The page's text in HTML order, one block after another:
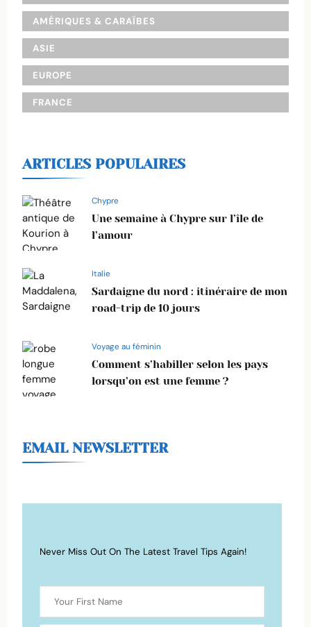
AMÉRIQUES & CARAÏBES
ASIE
EUROPE
FRANCE
ARTICLES POPULAIRES
Chypre
Une semaine à Chypre sur l’île de
l’amour
Italie
Sardaigne du nord : itinéraire de mon
road-trip de 10 jours
Voyage au féminin
Comment s’habiller selon les pays
lorsqu’on est une femme ?
EMAIL NEWSLETTER
Never Miss Out On The Latest Travel Tips Again!